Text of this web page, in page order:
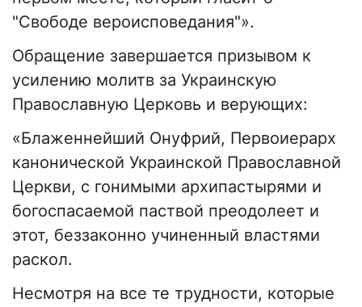
"Свободе вероисповедания"».
Обращение завершается призывом к
усилению молитв за Украинскую
Православную Церковь и верующих:
«Блаженнейший Онуфрий, Первоиерарх
канонической Украинской Православной
Церкви, с гонимыми архипастырями и
богоспасаемой паствой преодолеет и
этот, беззаконно учиненный властями
раскол.
Несмотря на все те трудности, которые